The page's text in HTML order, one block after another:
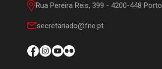
Rua Pereira Reis, 399 - 4200-448 Porto
secretariado@fne.pt